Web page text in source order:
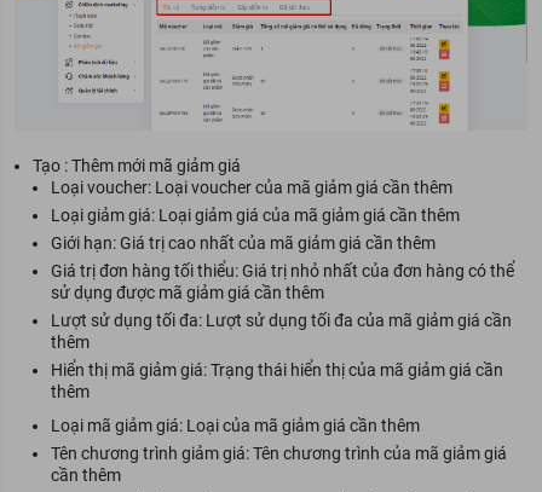
Tạo : Thêm mới mã giảm giá
Loại voucher: Loại voucher của mã giảm giá cần thêm
Loại giảm giá: Loại giảm giá của mã giảm giá cần thêm
Giới hạn: Giá trị cao nhất của mã giảm giá cần thêm
Giá trị đơn hàng tối thiểu: Giá trị nhỏ nhất của đơn hàng có thể
sử dụng được mã giảm giá cần thêm
Lượt sử dụng tối đa: Lượt sử dụng tối đa của mã giảm giá cần
thêm
Hiển thị mã giảm giá: Trạng thái hiển thị của mã giảm giá cần
thêm
Loại mã giảm giá: Loại của mã giảm giá cần thêm
Tên chương trình giảm giá: Tên chương trình của mã giảm giá
cần thêm